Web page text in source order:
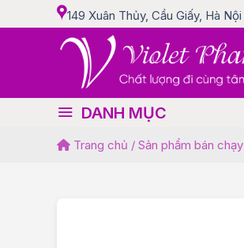
to
149 Xuân Thủy, Cầu Giấy, Hà Nội
DANH MỤC
Trang chủ / Sản phẩm bán chạy